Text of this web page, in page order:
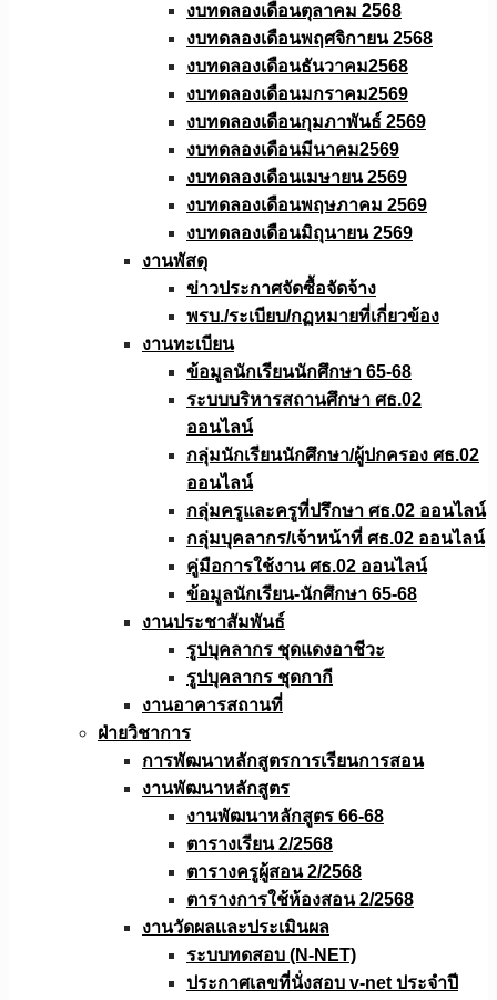
งบทดลองเดือนตุลาคม 2568
งบทดลองเดือนพฤศจิกายน 2568
งบทดลองเดือนธันวาคม2568
งบทดลองเดือนมกราคม2569
งบทดลองเดือนกุมภาพันธ์ 2569
งบทดลองเดือนมีนาคม2569
งบทดลองเดือนเมษายน 2569
งบทดลองเดือนพฤษภาคม 2569
งบทดลองเดือนมิถุนายน 2569
งานพัสดุ
ข่าวประกาศจัดซื้อจัดจ้าง
พรบ./ระเบียบ/กฏหมายที่เกี่ยวข้อง
งานทะเบียน
ข้อมูลนักเรียนนักศึกษา 65-68
ระบบบริหารสถานศึกษา ศธ.02
ออนไลน์
กลุ่มนักเรียนนักศึกษา/ผู้ปกครอง ศธ.02
ออนไลน์
กลุ่มครูและครูที่ปรึกษา ศธ.02 ออนไลน์
กลุ่มบุคลากร/เจ้าหน้าที่ ศธ.02 ออนไลน์
คู่มือการใช้งาน ศธ.02 ออนไลน์
ข้อมูลนักเรียน-นักศึกษา 65-68
งานประชาสัมพันธ์
รูปบุคลากร ชุดแดงอาชีวะ
รูปบุคลากร ชุดกากี
งานอาคารสถานที่
ฝ่ายวิชาการ
การพัฒนาหลักสูตรการเรียนการสอน
งานพัฒนาหลักสูตร
งานพัฒนาหลักสูตร 66-68
ตารางเรียน 2/2568
ตารางครูผู้สอน 2/2568
ตารางการใช้ห้องสอน 2/2568
งานวัดผลเเละประเมินผล
ระบบทดสอบ (N-NET)
ประกาศเลขที่นั่งสอบ v-net ประจำปี